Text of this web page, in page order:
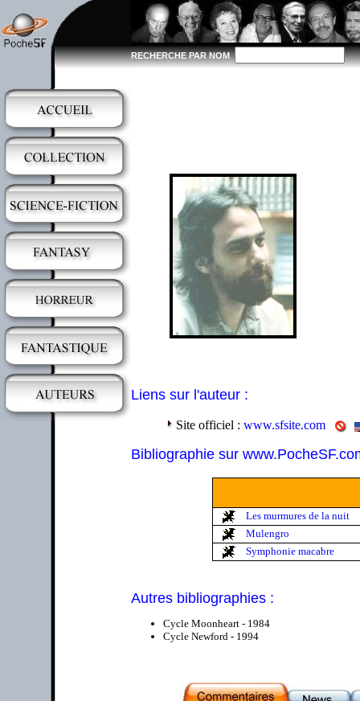
RECHERCHE PAR NOM
Liens sur l'auteur :
Site officiel : www.sfsite.com
Bibliographie sur
Les murmures de la nuit
Mulengro
Symphonie macabre
Autres bibliographies :
Cycle Moonheart - 1984
Cycle Newford - 1994